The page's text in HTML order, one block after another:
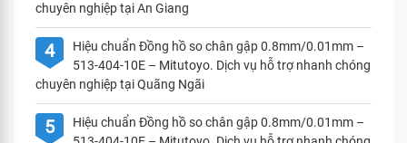
chuyên nghiệp tại An Giang
4
Hiệu chuẩn Đồng hồ so chân gập 0.8mm/0.01mm –
513-404-10E – Mitutoyo. Dịch vụ hỗ trợ nhanh chóng
chuyên nghiệp tại Quãng Ngãi
5
Hiệu chuẩn Đồng hồ so chân gập 0.8mm/0.01mm –